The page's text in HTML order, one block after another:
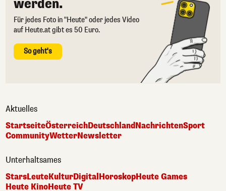
werden.
Für jedes Foto in "Heute" oder jedes Video
auf Heute.at gibt es 50 Euro.
So geht's
Aktuelles
StartseiteÖsterreichDeutschlandNachrichtenSport
CommunityWetterNewsletter
Unterhaltsames
StarsLeuteKulturDigitalHoroskopHeute Games
Heute KinoHeute TV